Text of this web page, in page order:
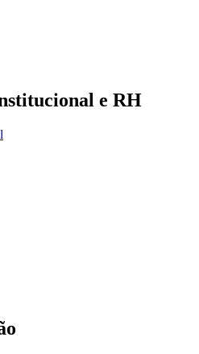
e RH